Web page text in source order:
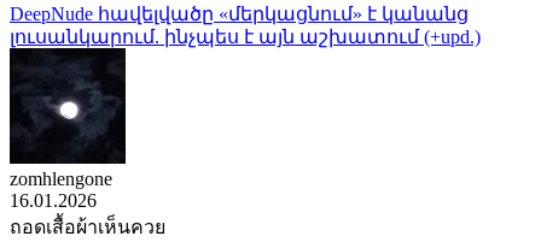
DeepNude հավելվածը «մերկացնում» է կանանց
լուսանկարում. ինչպես է այն աշխատում (+upd.)
zomhlengone
16.01.2026
ถอดเสื้อผ้าเห็นควย